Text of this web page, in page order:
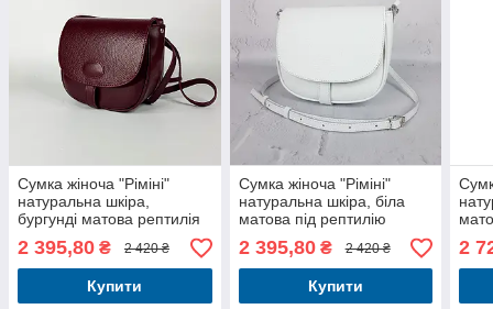
Сумка жіноча "Ріміні"
натуральна шкіра,
бургунді матова рептилія
2 395,80 ₴ 2 420 ₴
Купити
Сумка жіноча "Ріміні"
натуральна шкіра, біла
матова під рептилію
2 395,80₴ 2 420 ₴
Купити
2